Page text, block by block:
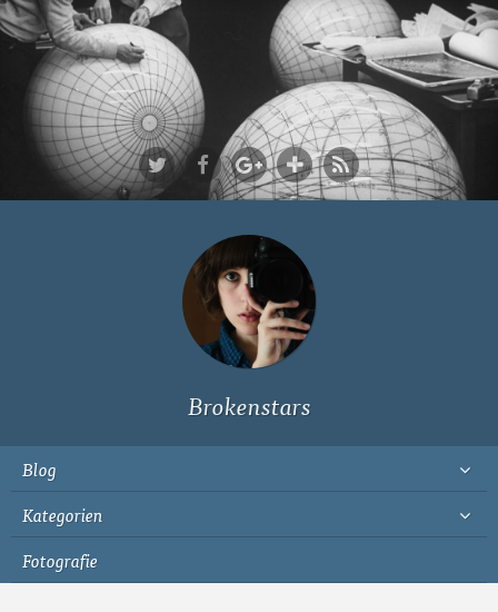
Ich bin Fyn,
23, und
wohne in
Köln
Brokenstars
Blog
Kategorien
Fotografie